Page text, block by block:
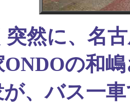
突然に、名
ONDOの和
が、バス一